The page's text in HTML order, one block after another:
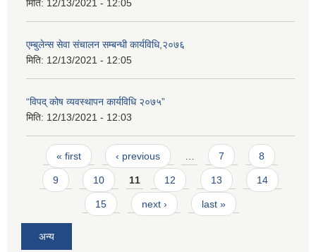
मिति: 12/13/2021 - 12:05
एम्बुलेन्स सेवा संचालन सम्बन्धी कार्यविधि,२०७६
मिति: 12/13/2021 - 12:05
“विपद् कोष व्यवस्थापन कार्यविधि २०७५”
मिति: 12/13/2021 - 12:03
Pages
« first ‹ previous 7 8
9 10 11 12 13 14
15 next › last »
अन्य